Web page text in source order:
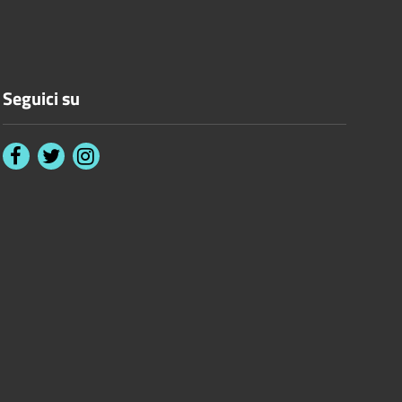
Seguici su